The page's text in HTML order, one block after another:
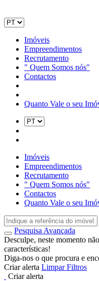
Imóveis
Empreendimentos
Recrutamento
" Quem Somos nós"
Contactos
Quanto Vale o seu
Imóveis
Empreendimentos
Recrutamento
" Quem Somos nós"
Contactos
Quanto Vale o seu
Pesquisa Avançada
Desculpe, neste momento
características!
Diga-nos o que procura e
Criar alerta Limpar Filtros
Criar alerta